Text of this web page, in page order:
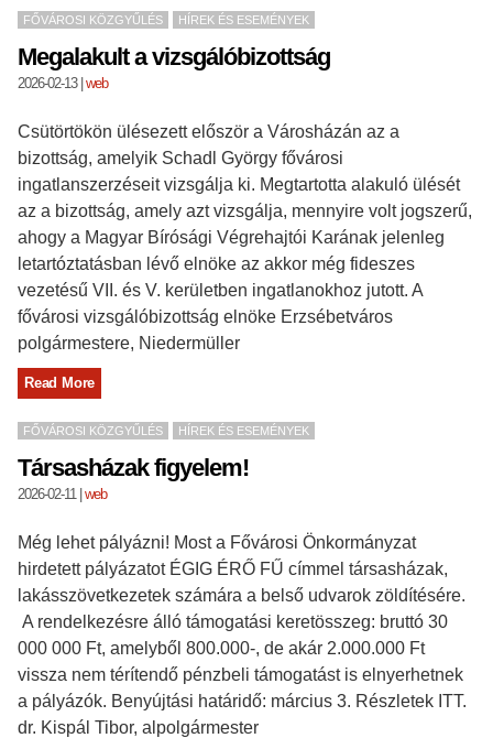
FŐVÁROSI KÖZGYŰLÉS HÍREK ÉS ESEMÉNYEK
Megalakult a vizsgálóbizottság
2026-02-13| web
Csütörtökön ülésezett először a Városházán az a
bizottság, amelyik Schadl György fővárosi
ingatlanszerzéseit vizsgálja ki. Megtartotta alakuló ülését
az a bizottság, amely azt vizsgálja, mennyire volt jogszerű,
ahogy a Magyar Bírósági Végrehajtói Karának jelenleg
letartóztatásban lévő elnöke az akkor még fideszes
vezetésű VII. és V. kerületben ingatlanokhoz jutott. A
fővárosi vizsgálóbizottság elnöke Erzsébetváros
polgármestere, Niedermüller
Read More
FŐVÁROSI KÖZGYŰLÉS HÍREK ÉS ESEMÉNYEK
Társasházak figyelem!
2026-02-11| web
Még lehet pályázni! Most a Fővárosi Önkormányzat
hirdetett pályázatot ÉGIG ÉRŐ FŰ címmel társasházak,
lakásszövetkezetek számára a belső udvarok zöldítésére.
A rendelkezésre álló támogatási keretösszeg: bruttó 30
000 000 Ft, amelyből 800.000-, de akár 2.000.000 Ft
vissza nem térítendő pénzbeli támogatást is elnyerhetnek
a pályázók. Benyújtási határidő: március 3. Részletek ITT.
dr. Kispál Tibor, alpolgármester